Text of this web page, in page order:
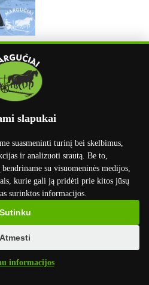
slapukai
suasmeninti turinį bei skelbimus,
ir analizuoti srautą. Be to,
su visuomeninės medijos,
kurie gali ją pridėti prie kitos jūsų
surinktos informacijos.
informacijos
Sutinku
Atmesti
Modelis: 1,8 m. -Markė: